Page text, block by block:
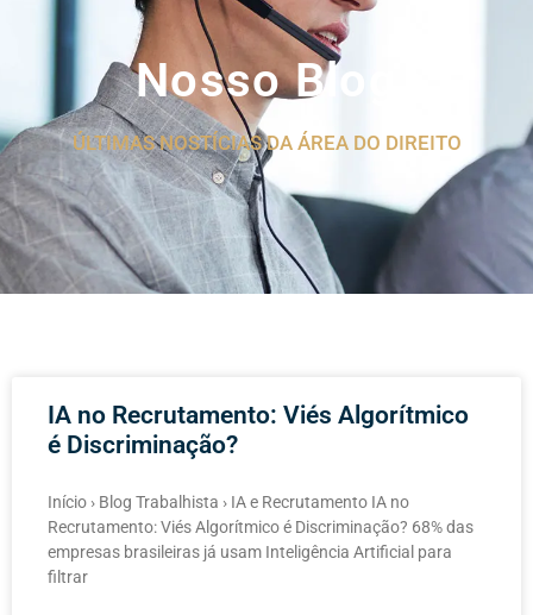
Nosso Blog
ÚLTIMAS NOSTÍCIAS DA ÁREA DO DIREITO
IA no Recrutamento: Viés Algorítmico
é Discriminação?
Início › Blog Trabalhista › IA e Recrutamento IA no
Recrutamento: Viés Algorítmico é Discriminação? 68% das
empresas brasileiras já usam Inteligência Artificial para
filtrar